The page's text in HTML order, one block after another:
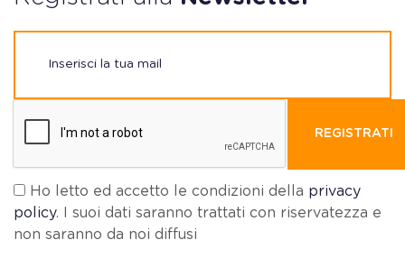
REGISTRATI
Ho letto ed accetto le condizioni della privacy
policy. I suoi dati saranno trattati con riservatezza e
non saranno da noi diffusi